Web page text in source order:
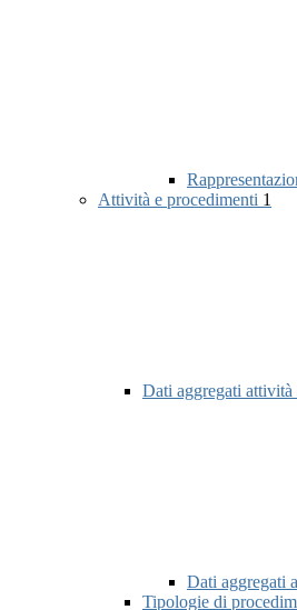
Attività e procedimenti 1
Dati aggregati attività
Dati aggregati
Tipologie di